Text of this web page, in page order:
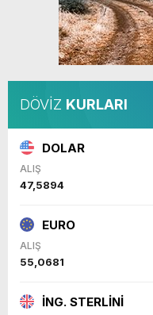
DÖVİZ KURLARI
DOLAR
ALIŞ
47,5894
EURO
ALIŞ
55,0681
İNG. STERLİNİ